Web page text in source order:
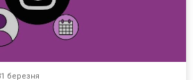
березня